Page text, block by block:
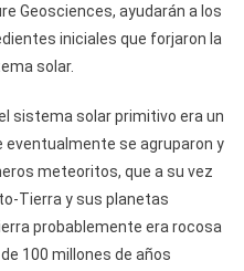
Geosciences, ayudarán a los
iniciales que forjaron la
solar.
sistema solar primitivo era un
eventualmente se agruparon y
meteoritos, que a su vez
Tierra y sus planetas
probablemente era rocosa
100 millones de años